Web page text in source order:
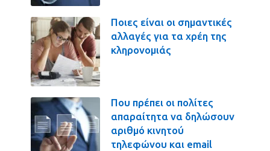
Ποιες είναι οι σημαντικές
αλλαγές για τα χρέη της
κληρονομιάς
Που πρέπει οι πολίτες
απαραίτητα να δηλώσουν
αριθμό κινητού
τηλεφώνου και email